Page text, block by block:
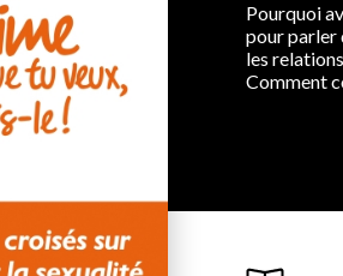
Pourquoi
pour parler
les
Comment